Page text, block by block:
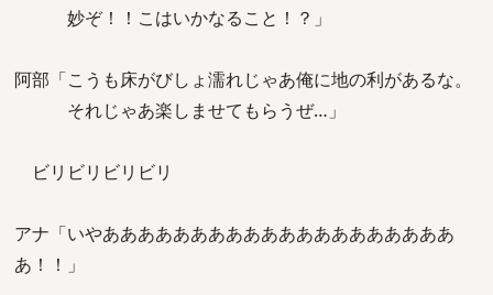
妙ぞ！！こはいかなること！？」
阿部「こうも床がびしょ濡れじゃあ俺に地の利があるな。
それじゃあ楽しませてもらうぜ…」
ビリビリビリビリ
アナ「いやああああああああああああああああああああ
あ！！」